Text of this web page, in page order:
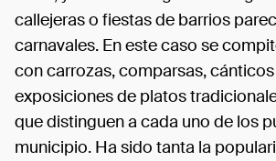
callejeras o fiestas de barrios
carnavales. En este caso se
con carrozas, comparsas,
exposiciones de platos
que distinguen a cada uno de los
municipio. Ha sido tanta la